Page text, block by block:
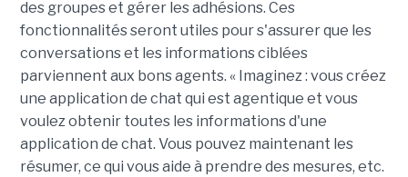
des groupes et gérer les adhésions. Ces
fonctionnalités seront utiles pour s'assurer que les
conversations et les informations ciblées
parviennent aux bons agents. « Imaginez : vous créez
une application de chat qui est agentique et vous
voulez obtenir toutes les informations d'une
application de chat. Vous pouvez maintenant les
résumer, ce qui vous aide à prendre des mesures, etc.